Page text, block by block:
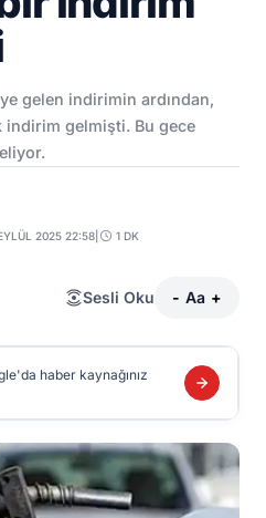
gelen indirimin ardından,
gelmişti. Bu gece
2025 22:58 1 DK
Sesli Oku - Aa +
haber kaynağınız